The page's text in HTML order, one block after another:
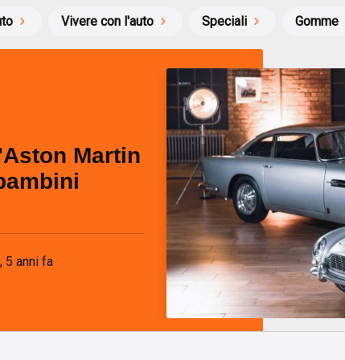
Vivere con l'auto Speciali Gomme
Martin
, 5 anni fa